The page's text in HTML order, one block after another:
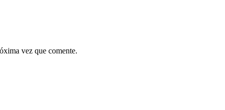
vez que comente.